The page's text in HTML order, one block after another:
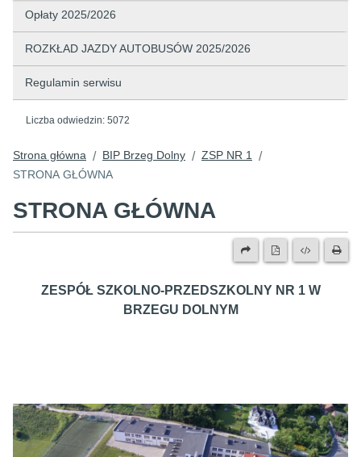
Opłaty 2025/2026
ROZKŁAD JAZDY AUTOBUSÓW 2025/2026
Regulamin serwisu
Liczba odwiedzin: 5072
Strona główna / BIP Brzeg Dolny / ZSP NR 1 /
STRONA GŁÓWNA
STRONA GŁÓWNA
ZESPÓŁ SZKOLNO-PRZEDSZKOLNY NR 1 W
BRZEGU DOLNYM